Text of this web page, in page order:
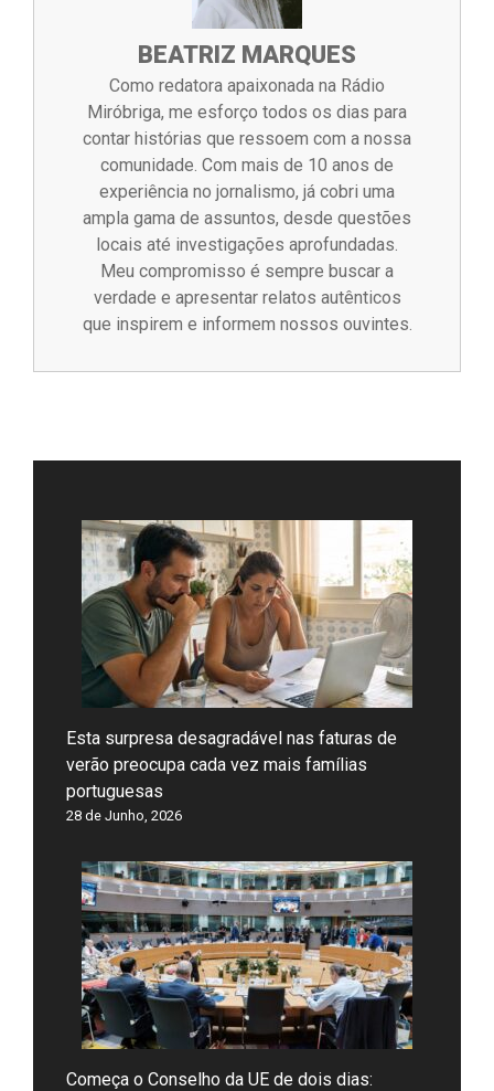
BEATRIZ MARQUES
Como redatora apaixonada na Rádio
Miróbriga, me esforço todos os dias para
contar histórias que ressoem com a nossa
comunidade. Com mais de 10 anos de
experiência no jornalismo, já cobri uma
ampla gama de assuntos, desde questões
locais até investigações aprofundadas.
Meu compromisso é sempre buscar a
verdade e apresentar relatos autênticos
que inspirem e informem nossos ouvintes.
Esta surpresa desagradável nas faturas de
verão preocupa cada vez mais famílias
portuguesas
28 de Junho, 2026
Começa o Conselho da UE de dois dias: